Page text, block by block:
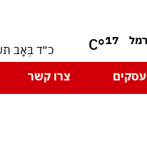
17
°C כ״ד בְּאָב
עסקים צרו קשר